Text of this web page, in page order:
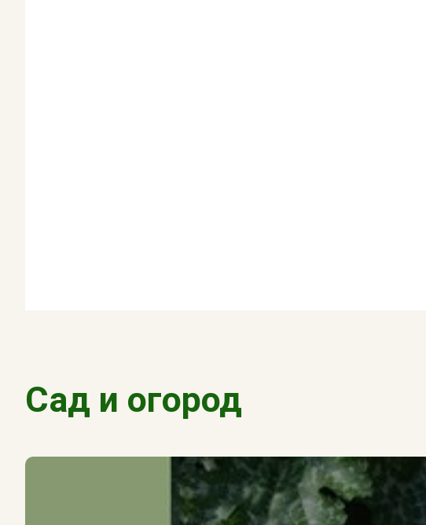
Сад и огород